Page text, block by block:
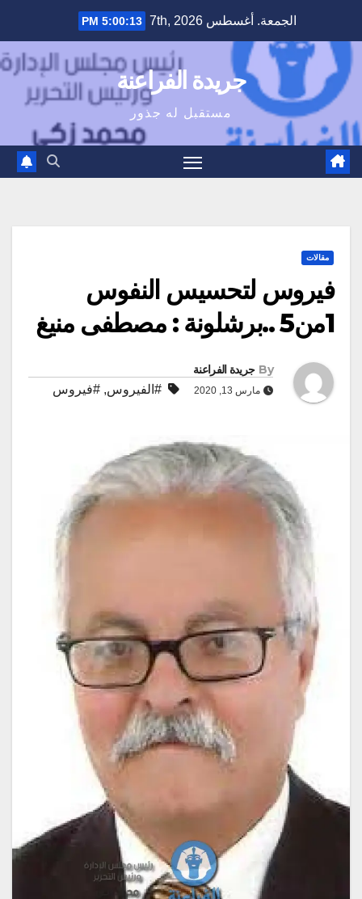
content
الجمعة. أغسطس 7th, 2026 5:00:14 PM
جريدة الفراعنة
مستقبل له جذور
مقالات
فيروس لتحسيس النفوس
1من5 ..برشلونة : مصطفى منيغ
By جريدة الفراعنة
مارس 13, 2020 #الفيروس, #فيروس